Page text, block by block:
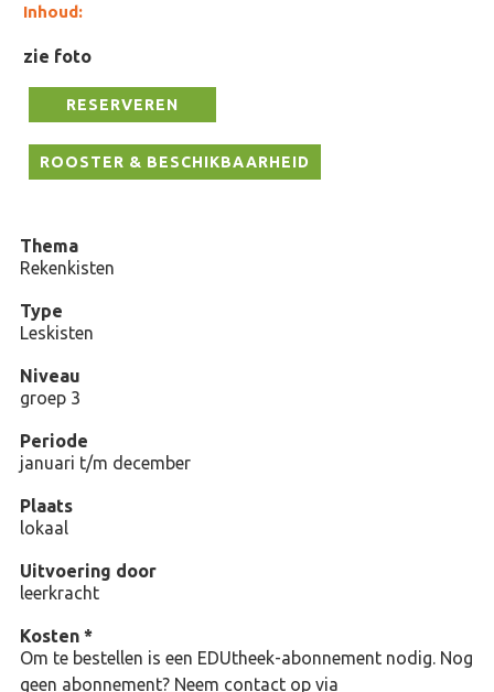
Inhoud:
zie foto
RESERVEREN
ROOSTER & BESCHIKBAARHEID
Thema
Rekenkisten
Type
Leskisten
Niveau
groep 3
Periode
januari t/m december
Plaats
lokaal
Uitvoering door
leerkracht
Kosten *
Om te bestellen is een EDUtheek-abonnement nodig. Nog
geen abonnement? Neem contact op via